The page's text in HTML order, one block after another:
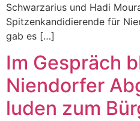
Schwarzarius und Hadi
Spitzenkandidierende für
gab es […]
Im Gespräch
Niendorfer
luden zum